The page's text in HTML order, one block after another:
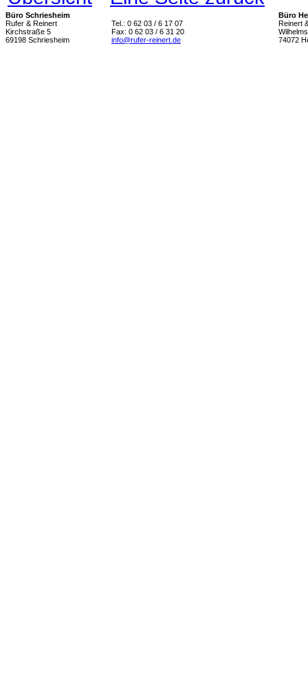
Büro Schriesheim
Rufer & Reinert
Kirchstraße 5
69198 Schriesheim
Tel.: 0 62 03 / 6 17 07
Fax: 0 62 03 / 6 31 20
info@rufer-reinert.de
Büro
Reinert
74072